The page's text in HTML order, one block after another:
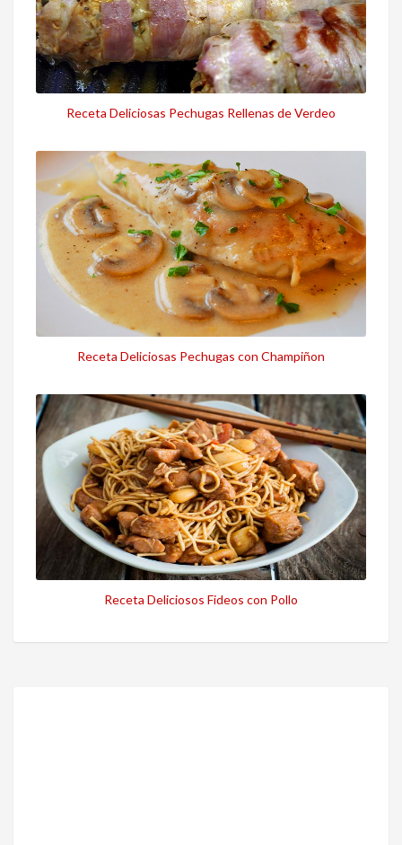
Receta Deliciosas Pechugas Rellenas de Verdeo
Receta Deliciosas Pechugas con Champiñon
Receta Deliciosos Fideos con Pollo